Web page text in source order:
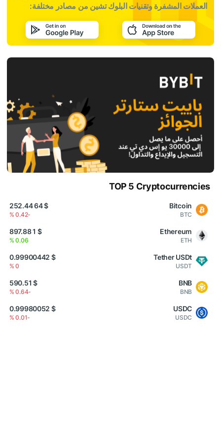
العملات المشفرة وتقنيات البلوك تشين من مصادر مختلفة:
TOP 5 Cryptocurrencies
Bitcoin
BTC
$ 64 252.44
-0.42 %
Ethereum
ETH
$ 1 897.88
0.06 %
Tether USDt
USDT
$ 0.99900442
0 %
BNB
BNB
$ 590.51
-0.64 %
USDC
USDC
$ 0.99980052
-0.01 %